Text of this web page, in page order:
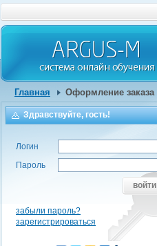
Главная Оформление заказа
Здравствуйте, гость!
Логин
Пароль
войти
забыли пароль?
зарегистрироваться